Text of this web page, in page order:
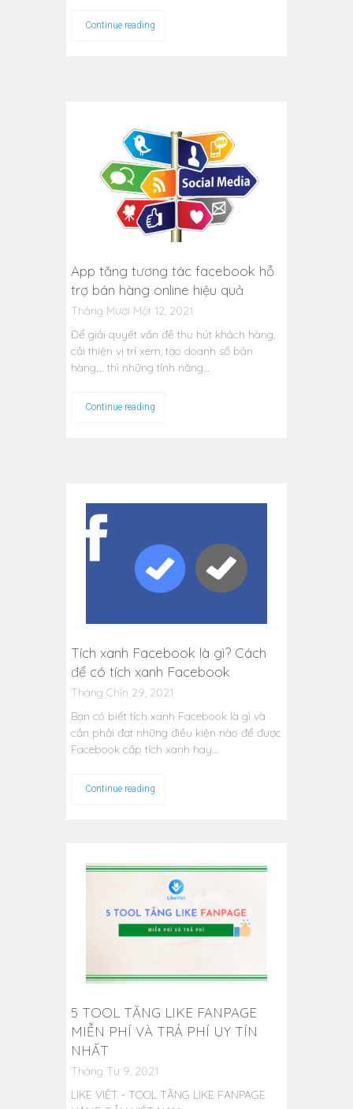
Continue reading
App tăng tương tác facebook hỗ
trợ bán hàng online hiệu quả
Tháng Mười Một 12, 2021
Để giải quyết vấn đề thu hút khách hàng,
cải thiện vị trí xem, tạo doanh số bán
hàng,… thì những tính năng…
Continue reading
Tích xanh Facebook là gì? Cách
để có tích xanh Facebook
Tháng Chín 29, 2021
Bạn có biết tích xanh Facebook là gì và
cần phải đạt những điều kiện nào để được
Facebook cấp tích xanh hay…
Continue reading
5 TOOL TĂNG LIKE FANPAGE
MIỄN PHÍ VÀ TRẢ PHÍ UY TÍN
NHẤT
Tháng Tư 9, 2021
LIKE VIỆT - TOOL TĂNG LIKE FANPAGE